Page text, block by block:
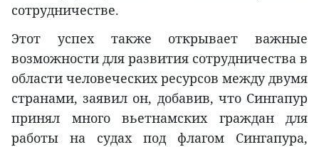
сотрудничестве.
Этот успех также открывает важные
возможности для развития сотрудничества в
области человеческих ресурсов между двумя
странами, заявил он, добавив, что Сингапур
принял много вьетнамских граждан для
работы на судах под флагом Сингапура,